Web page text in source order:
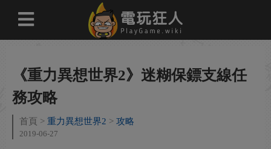
《重力異想世界2》迷糊保鏢支線任
務攻略
首頁 重力異想世界2 攻略
2019-06-27